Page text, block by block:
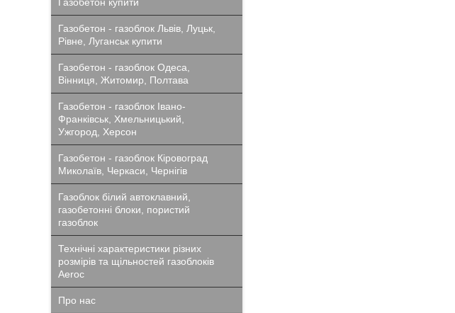
Газобетон - газоблок Львів, Луцьк,
Рівне, Луганськ купити
Газобетон - газоблок Одеса,
Вінниця, Житомир, Полтава
Газобетон - газоблок Івано-
Франківськ, Хмельницький,
Ужгород, Херсон
Газобетон - газоблок Кіровоград
Миколаїв, Черкаси, Чернігів
Газоблок білий автоклавний,
газобетонні блоки, пористий
газоблок
Технічні характеристики різних
розмірів та щільностей газоблоків
Aeroc
Про нас